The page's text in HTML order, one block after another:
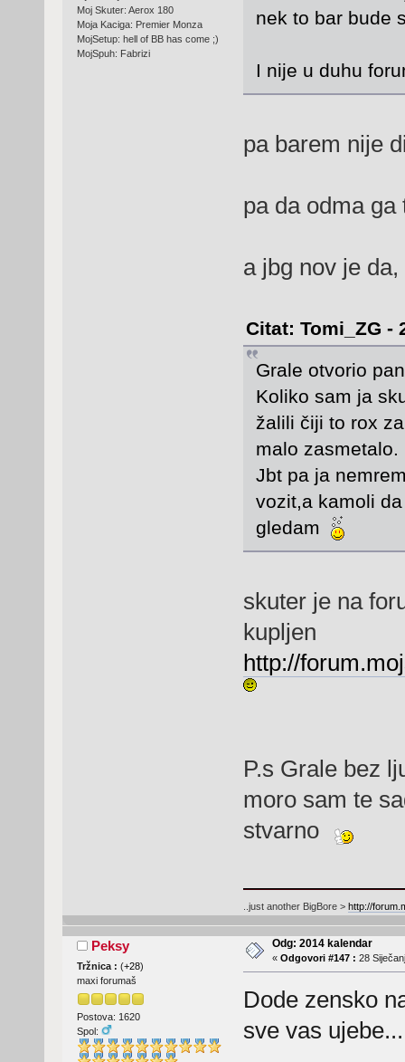
Moj Skuter: Aerox 180
Moja Kaciga: Premier Monza
MojSetup: hell of BB has come ;)
MojSpuh: Fabrizi
nek to bar bude
I nije u duhu
pa barem nije
pa da odma
a jbg nov je
Citat: Tomi_ZG -
Grale otvorio
Koliko sam ja
žalili čiji to rox
malo zasmetalo.
Jbt pa ja
vozit,a kamoli
gledam
skuter je na
kupljen
http://
P.s Grale bez
moro sam te
stvarno
..just another BigBore > http://
Peksy
Tržnica : (+28)
maxi forumaš
Postova: 1620
Spol:
Odg: 2014 kalendar
« Odgovori #147 : 28
Dode zensko
sve vas